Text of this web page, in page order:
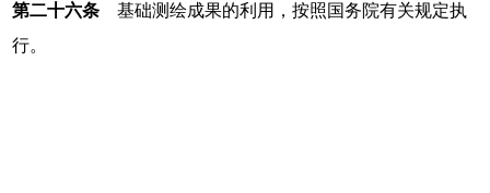
第二十六条 基础测绘成果的利用，按照国务院有关规定执
行。